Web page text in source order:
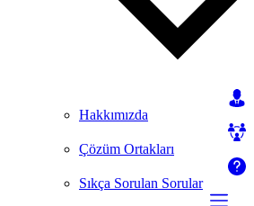
Hakkımızda
Çözüm Ortakları
Sıkça Sorulan Sorular